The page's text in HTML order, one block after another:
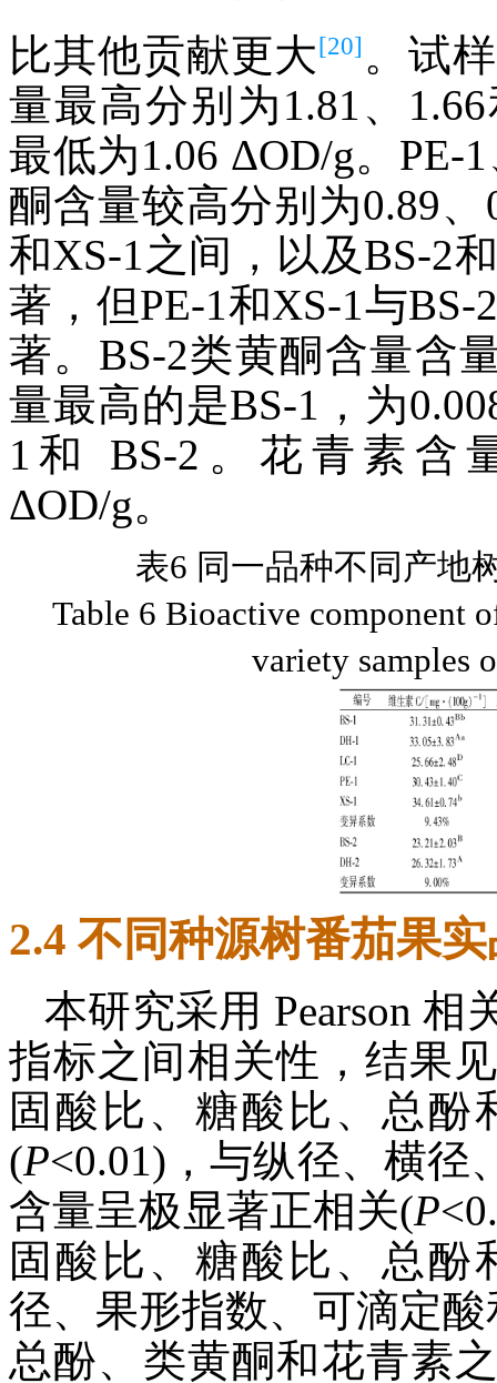
比其他贡献更大[20] 。试
量最高分别为1.81、
最低为1.06 ΔOD/g。PE-
酮含量较高分别为0.89、
和XS-1之间，以及BS-2
著，但PE-1和XS-1与
著。BS-2类黄酮含量含
量最高的是BS-1，为
1和 BS-2。花青素含
ΔOD/g。
表6 同一品种不同产地
Table 6 Bioactive component
variety samples
2.4 不同种源树番茄果
本研究采用 Pearson
指标之间相关性，结果
固酸比、糖酸比、总酚
(P<0.01)，与纵径、横径
含量呈极显著正相关(P
固酸比、糖酸比、总酚
径、果形指数、可滴定
总酚、类黄酮和花青素